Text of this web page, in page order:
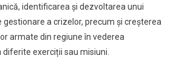
identificarea și dezvoltarea unui
a crizelor, precum și creșterea
armate din regiune în vederea
exerciții sau misiuni.